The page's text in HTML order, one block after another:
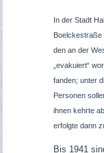
In der Stadt
Boelckestraße
den an der
„evakuiert“
fanden; unter
Personen
ihnen kehrte
erfolgte dann
Bis 1941